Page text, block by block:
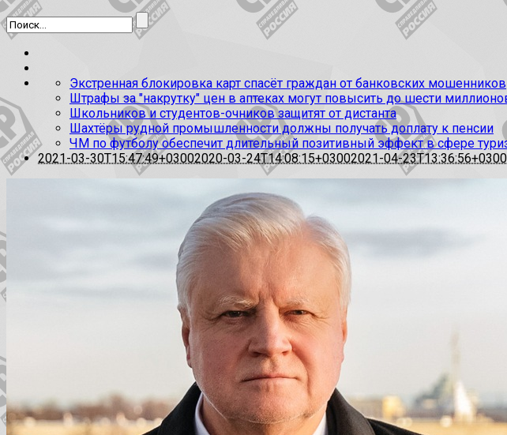
Экстренная блокировка карт спасёт граждан от банковских мошенников
Штрафы за "накрутку" цен в аптеках могут повысить до шести
Школьников и студентов-очников защитят от дистанта
Шахтёры рудной промышленности должны получать доплату к пенсии
ЧМ по футболу обеспечит длительный позитивный эффект в сфере
2021-03-30T15:47:49+03002020-03-24T14:08:15+03002021-04-23T13:36:56+0300